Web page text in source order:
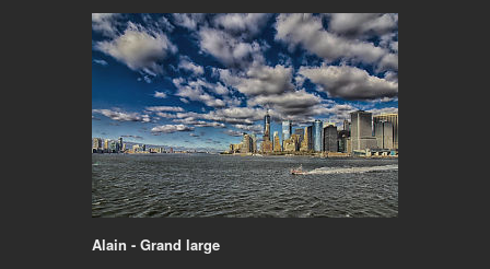
Alain - Grand large